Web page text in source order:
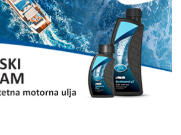
1 EUR
x 8 m, Cummins
EFB
x 3,12 m, Mercruiser 235,4 kw